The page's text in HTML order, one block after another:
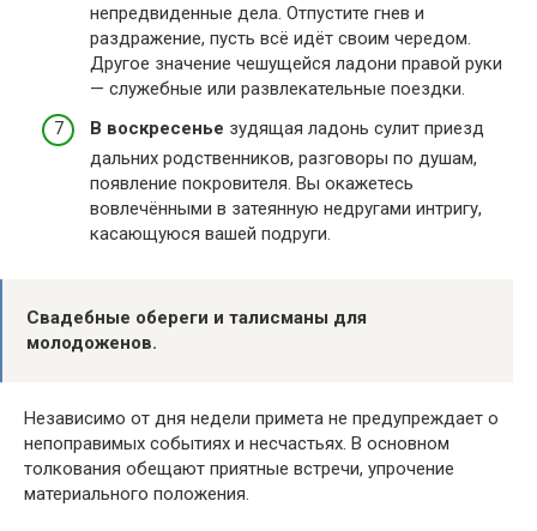
непредвиденные дела. Отпустите гнев и
раздражение, пусть всё идёт своим чередом.
Другое значение чешущейся ладони правой руки
— служебные или развлекательные поездки.
В воскресенье зудящая ладонь сулит приезд
дальних родственников, разговоры по душам,
появление покровителя. Вы окажетесь
вовлечёнными в затеянную недругами интригу,
касающуюся вашей подруги.
Свадебные обереги и талисманы для
молодоженов.
Независимо от дня недели примета не предупреждает о
непоправимых событиях и несчастьях. В основном
толкования обещают приятные встречи, упрочение
материального положения.